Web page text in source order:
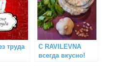
труда
С RAVILEVNA
всегда вкусно!